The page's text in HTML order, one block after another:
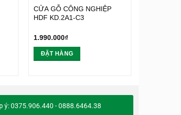
CỬA GỖ CÔNG NGHIỆP
HDF KD.2A1-C3
1.990.000₫
ĐẶT HÀNG
ý: 0375.906.440 - 0888.6464.38